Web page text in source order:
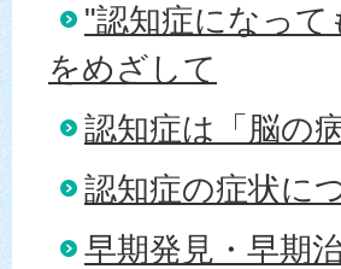
"認知症になっ
をめざして
認知症は「脳の
認知症の症状に
早期発見・早期